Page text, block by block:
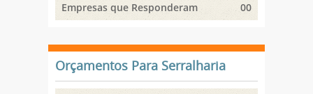
Empresas que Responderam 00
Orçamentos Para Serralharia